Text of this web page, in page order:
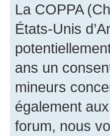
La COPPA
États-Unis
ans un
mineurs
également
forum, nous